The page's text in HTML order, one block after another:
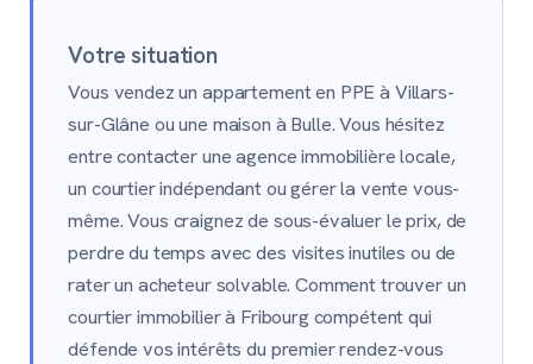
Votre situation
Vous vendez un appartement en PPE à Villars-
sur-Glâne ou une maison à Bulle. Vous hésitez
entre contacter une agence immobilière locale,
un courtier indépendant ou gérer la vente vous-
même. Vous craignez de sous-évaluer le prix, de
perdre du temps avec des visites inutiles ou de
rater un acheteur solvable. Comment trouver un
courtier immobilier à Fribourg compétent qui
défende vos intérêts du premier rendez-vous